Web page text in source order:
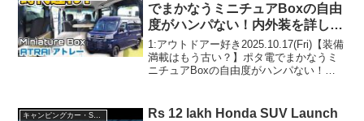
でまかなうミニチュアBoxの自由
度がハンパない！内外装を詳しく
レビュー【岡モータース】
1:アウトドアー好き2025.10.17(Fri)【装備
満載はもう古い？】ポタ電でまかなうミ
ニチュアBoxの自由度がハンパない！内
で！！2:アウトドアー好き2025.10...
キャンピングカー・SUV人気車種
Rs 12 lakh Honda SUV Launch